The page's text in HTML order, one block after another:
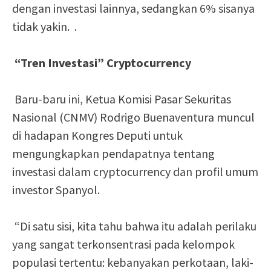
dengan investasi lainnya, sedangkan 6% sisanya
tidak yakin. .
“Tren Investasi” Cryptocurrency
Baru-baru ini, Ketua Komisi Pasar Sekuritas
Nasional (CNMV) Rodrigo Buenaventura muncul
di hadapan Kongres Deputi untuk
mengungkapkan pendapatnya tentang
investasi dalam cryptocurrency dan profil umum
investor Spanyol.
“Di satu sisi, kita tahu bahwa itu adalah perilaku
yang sangat terkonsentrasi pada kelompok
populasi tertentu: kebanyakan perkotaan, laki-